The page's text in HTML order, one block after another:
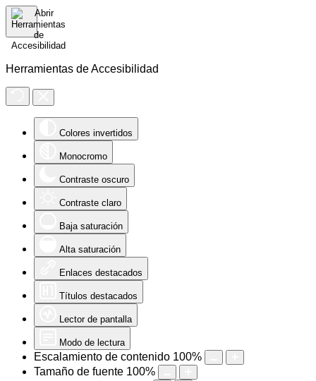
Herramientas de Accesibilidad
Colores invertidos
Monocromo
Contraste oscuro
Contraste claro
Baja saturación
Alta saturación
Enlaces destacados
Títulos destacados
Lector de pantalla
Modo de lectura
Escalamiento de contenido 100%
Tamaño de fuente 100%